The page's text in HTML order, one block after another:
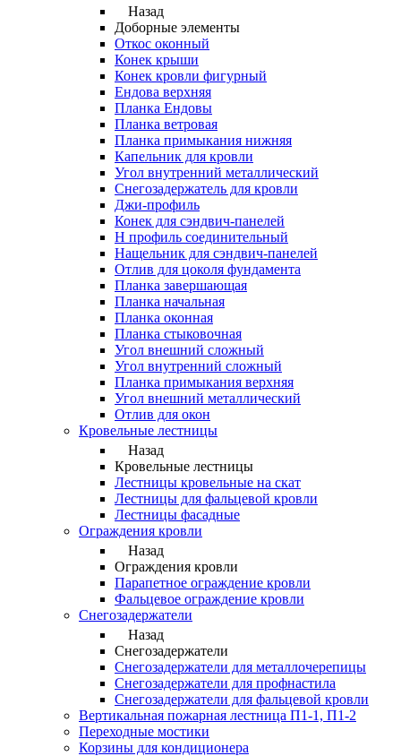
Назад
Доборные элементы
Откос оконный
Конек крыши
Конек кровли фигурный
Ендова верхняя
Планка Ендовы
Планка ветровая
Планка примыкания нижняя
Капельник для кровли
Угол внутренний металлический
Снегозадержатель для кровли
Джи-профиль
Конек для сэндвич-панелей
Н профиль соединительный
Нащельник для сэндвич-панелей
Отлив для цоколя фундамента
Планка завершающая
Планка начальная
Планка оконная
Планка стыковочная
Угол внешний сложный
Угол внутренний сложный
Планка примыкания верхняя
Угол внешний металлический
Отлив для окон
Кровельные лестницы
Назад
Кровельные лестницы
Лестницы кровельные на скат
Лестницы для фальцевой кровли
Лестницы фасадные
Ограждения кровли
Назад
Ограждения кровли
Парапетное ограждение кровли
Фальцевое ограждение кровли
Снегозадержатели
Назад
Снегозадержатели
Снегозадержатели для металлочерепицы
Снегозадержатели для профнастила
Снегозадержатели для фальцевой кровли
Вертикальная пожарная лестница П1-1, П1-2
Переходные мостики
Корзины для кондиционера